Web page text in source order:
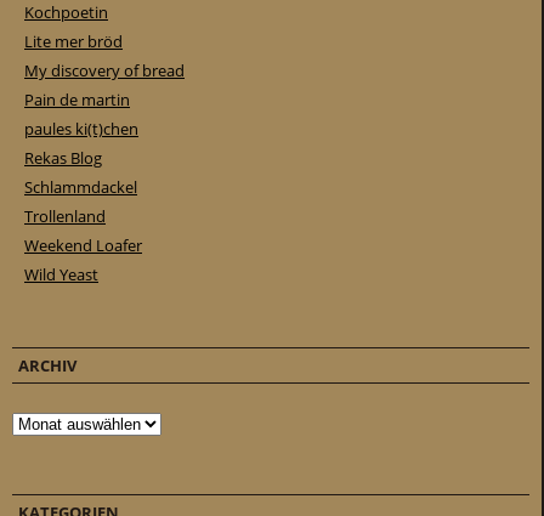
Kochpoetin
Lite mer bröd
My discovery of bread
Pain de martin
paules ki(t)chen
Rekas Blog
Schlammdackel
Trollenland
Weekend Loafer
Wild Yeast
ARCHIV
Archiv